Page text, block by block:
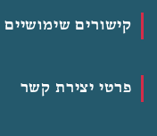
קישורים שימושיים
פרטי יצירת קשר